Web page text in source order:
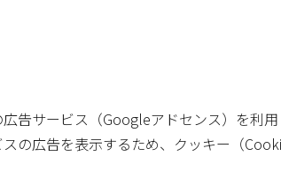
告サービス（Googleアドセンス）を利
の広告を表示するため、クッキー（